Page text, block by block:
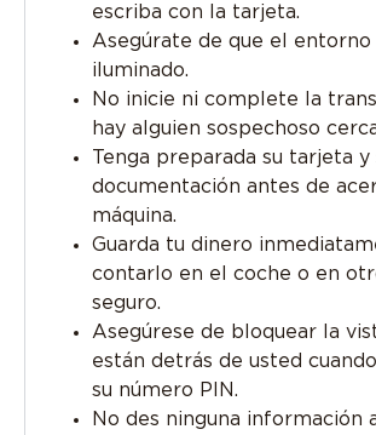
escriba con la tarjeta.
Asegúrate de que el entorno
iluminado.
No inicie ni complete la
hay alguien sospechoso
Tenga preparada su tarjeta y
documentación antes de
máquina.
Guarda tu dinero
contarlo en el coche o en
seguro.
Asegúrese de bloquear la
están detrás de usted
su número PIN.
No des ninguna información